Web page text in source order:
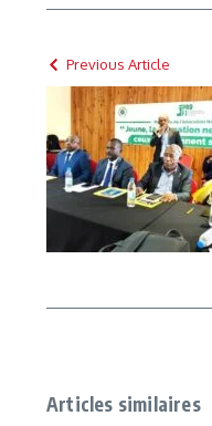
Previous Article
Articles similaires